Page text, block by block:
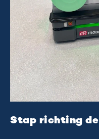
Stap richting